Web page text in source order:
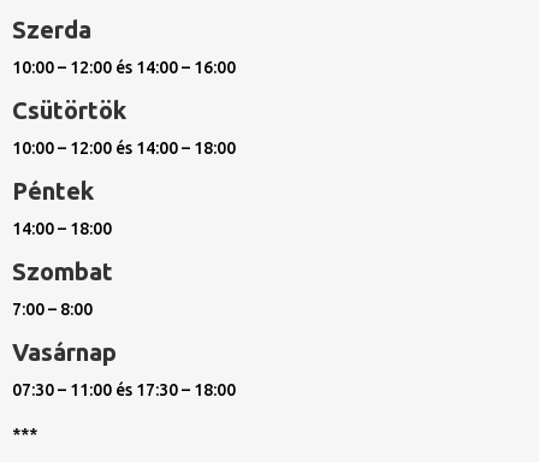
Szerda
10:00 – 12:00 és 14:00 – 16:00
Csütörtök
10:00 – 12:00 és 14:00 – 18:00
Péntek
14:00 – 18:00
Szombat
7:00 – 8:00
Vasárnap
07:30 – 11:00 és 17:30 – 18:00
***